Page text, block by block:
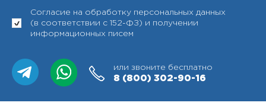
Согласие на обработку персональных данных
(в соответствии с 152-ФЗ) и получении
информационных писем
или звоните бесплатно
8 (800) 302-90-16